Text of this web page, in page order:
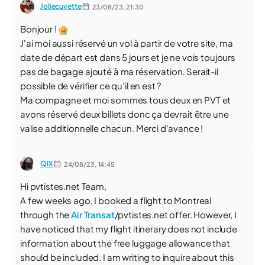
Joliecuvette 23/08/23,21:30
Bonjour !
J'ai moi aussi réservé un vol à partir de votre site, ma
date de départ est dans 5 jours et je ne vois toujours
pas de bagage ajouté à ma réservation. Serait-il
possible de vérifier ce qu'il en est ?
Ma compagne et moi sommes tous deux en PVT et
avons réservé deux billets donc ça devrait être une
valise additionnelle chacun. Merci d'avance !
QIX 24/08/23, 14:45
Hi pvtistes.net Team,
A few weeks ago, I booked a flight to Montreal
through theAir Transat/pvtistes.net offer. However, I
have noticed that my flight itinerary does not include
information about the free luggage allowance that
should be included. I am writing to inquire about this